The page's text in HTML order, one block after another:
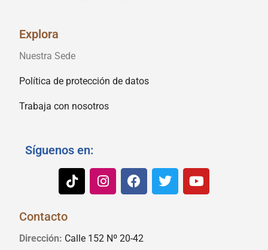
Explora
Nuestra Sede
Política de protección de datos
Trabaja con nosotros
Síguenos en:
Contacto
Dirección: Calle 152 Nº 20-42